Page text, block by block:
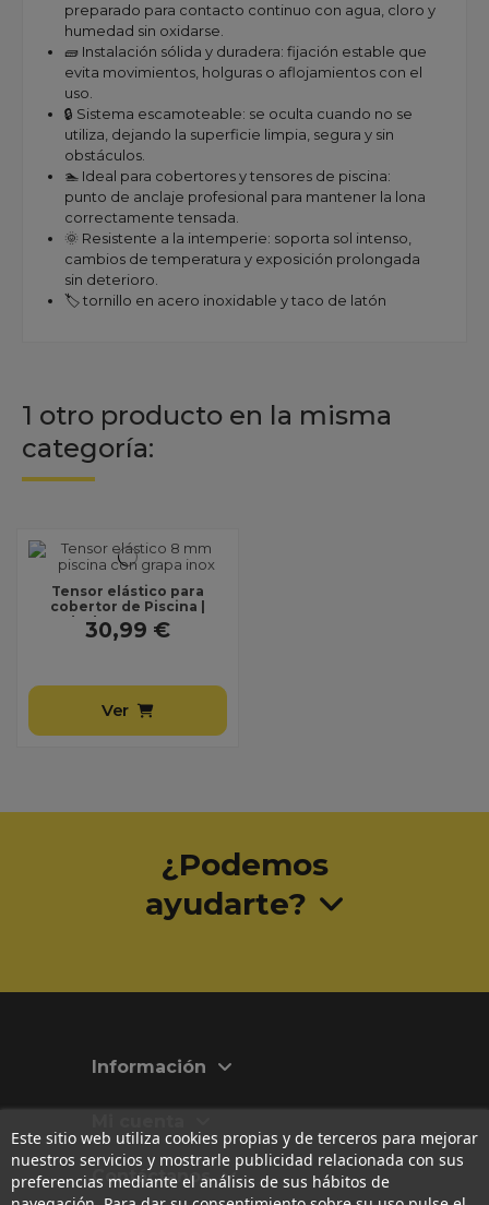
preparado para contacto continuo con agua, cloro y
humedad sin oxidarse.
🧱 Instalación sólida y duradera: fijación estable que
evita movimientos, holguras o aflojamientos con el
uso.
🔒 Sistema escamoteable: se oculta cuando no se
utiliza, dejando la superficie limpia, segura y sin
obstáculos.
🏊 Ideal para cobertores y tensores de piscina:
punto de anclaje profesional para mantener la lona
correctamente tensada.
🌞 Resistente a la intemperie: soporta sol intenso,
cambios de temperatura y exposición prolongada
sin deterioro.
🏷️ tornillo en acero inoxidable y taco de latón
1 otro producto en la misma
categoría:
Tensor elástico para
cobertor de Piscina |
Cuerda de Goma 8 mm con
Grapa de Acero...
30,99 €
Ver
¿Podemos
ayudarte?
Información
Contáctanos
Este sitio web utiliza cookies propias y de terceros para mejorar
nuestros servicios y mostrarle publicidad relacionada con sus
preferencias mediante el análisis de sus hábitos de